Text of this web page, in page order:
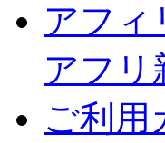
アフィ
アフリ
ご利用